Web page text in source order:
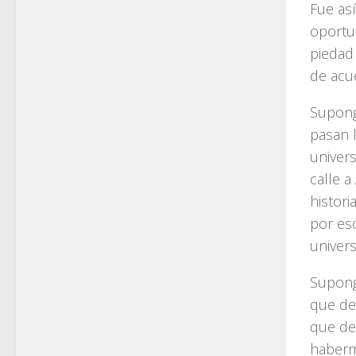
Fue
de
pasan
calle
por
que
que